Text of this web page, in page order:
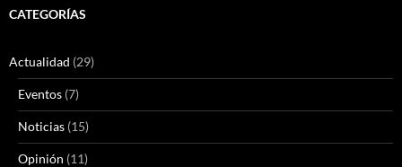
CATEGORÍAS
Actualidad (29)
Eventos (7)
Noticias (15)
Opinión (11)